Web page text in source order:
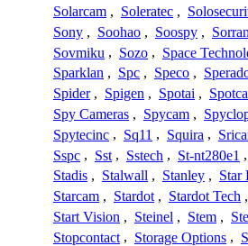
Solarcam , Soleratec ,
Sony , Soohao , Soospy ,
Sovmiku , Sozo , Space
Sparklan , Spc , Speco ,
Spider , Spigen , Spotai ,
Spy Cameras , Spycam ,
Spytecinc , Sq11 , Squira ,
Sspc , Sst , Sstech , St-nt280e1 ,
Stadis , Stalwall , Stanley , Star
Starcam , Stardot , Stardot Tech ,
Start Vision , Steinel , Stem ,
Stopcontact , Storage Options ,